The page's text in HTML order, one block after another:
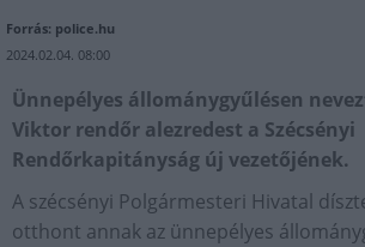
Forrás: police.hu
2024.02.04. 08:00
Ünnepélyes állománygyűlésen
Viktor rendőr alezredest a Szécsényi
Rendőrkapitányság új vezetőjének.
A szécsényi Polgármesteri Hivatal
otthont annak az ünnepélyes